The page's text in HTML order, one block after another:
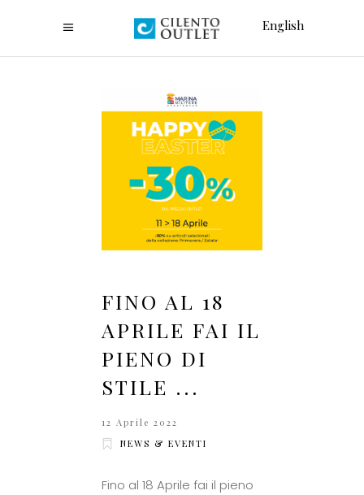
English
FINO AL 18
APRILE FAI IL
PIENO DI
STILE ...
12 Aprile 2022
NEWS & EVENTI
Fino al 18 Aprile fai il pieno